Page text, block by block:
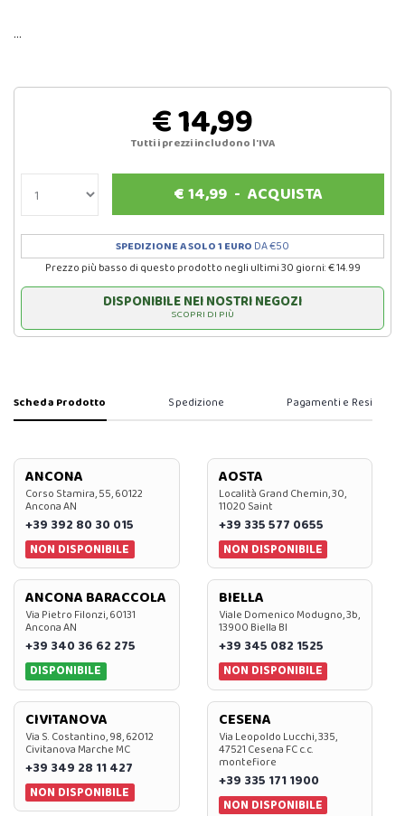
…
€ 14,99
Tutti i prezzi includono l'IVA
€14,99- ACQUISTA
SPEDIZIONE A SOLO 1 EURO DA €50
Prezzo più basso di questo prodotto negli ultimi 30 giorni: € 14.99
DISPONIBILE NEI NOSTRI NEGOZI
SCOPRI DI PIÙ
Scheda Prodotto Spedizione Pagamenti e Resi
ANCONA
Corso Stamira, 55, 60122
Ancona AN
+39 392 80 30 015
NON DISPONIBILE
AOSTA
Località Grand Chemin, 30,
11020 Saint
+39 335 577 0655
NON DISPONIBILE
ANCONA BARACCOLA
Via Pietro Filonzi, 60131
Ancona AN
+39 340 36 62 275
DISPONIBILE
BIELLA
Viale Domenico Modugno, 3b,
13900 Biella BI
+39 345 082 1525
NON DISPONIBILE
CIVITANOVA
Via S. Costantino, 98, 62012
Civitanova Marche MC
+39 349 28 11 427
NON DISPONIBILE
CESENA
Via Leopoldo Lucchi, 335,
47521 Cesena FC c.c.
montefiore
+39 335 171 1900
NON DISPONIBILE